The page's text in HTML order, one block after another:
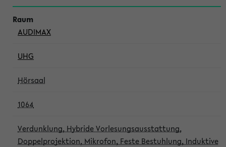
AUDIMAX
UHG
Hörsaal
1064
Verdunklung, Hybride Vorlesungsausstattung,
Doppelprojektion, Mikrofon, Feste Bestuhlung, Induktive